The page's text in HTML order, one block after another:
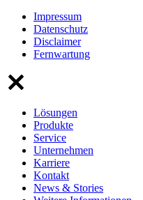
Impressum
Datenschutz
Disclaimer
Fernwartung
Lösungen
Produkte
Service
Unternehmen
Karriere
Kontakt
News & Stories